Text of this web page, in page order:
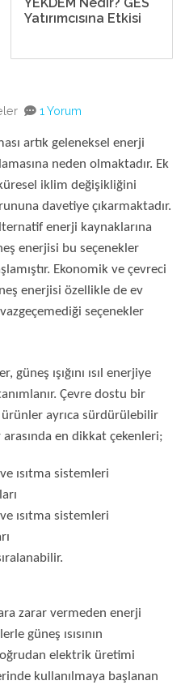
YEKDEM Nedir? GES
Yatırımcısına Etkisi
1 Yorum
artık geleneksel enerji
neden olmaktadır. Ek
iklim değişikliğini
davetiye çıkarmaktadır.
enerji kaynaklarına
enerjisi bu seçenekler
Ekonomik ve çevreci
enerjisi özellikle de ev
seçenekler
güneş ışığını ısıl enerjiye
Çevre dostu bir
ayrıca sürdürülebilir
en dikkat çekenleri;
ısıtma sistemleri
ısıtma sistemleri
zarar vermeden enerji
güneş ısısının
elektrik üretimi
kullanılmaya başlanan